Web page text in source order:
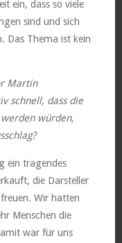
ein, dass so viele
sind und sich
Das Thema ist kein
Martin
schnell, dass die
würden,
ein tragendes
die Darsteller
Wir hatten
Menschen die
war für uns